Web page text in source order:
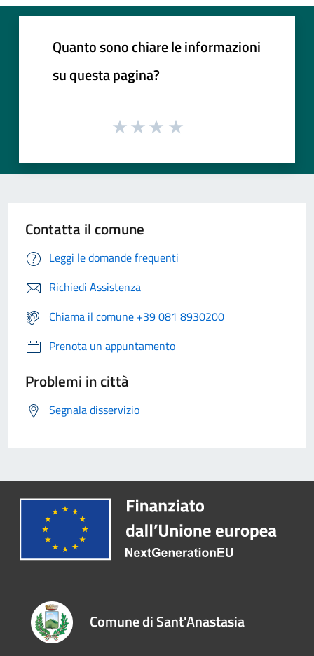
Quanto sono chiare le informazioni
su questa pagina?
Contatta il comune
Leggi le domande frequenti
Richiedi Assistenza
Chiama il comune +39 081 8930200
Prenota un appuntamento
Problemi in città
Segnala disservizio
Comune di Sant'Anastasia